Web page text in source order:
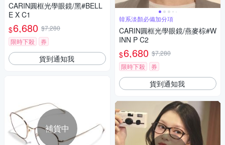
CARIN圓框光學眼鏡/黑#BELL
E X C1
$6,680 $7,280
限時下殺
券
貨到通知我
補貨中
韓系淡顏必備加分項
CARIN圓框光學眼鏡/燕麥棕#W
INN P C2
$6,680 $7,280
限時下殺
券
貨到通知我